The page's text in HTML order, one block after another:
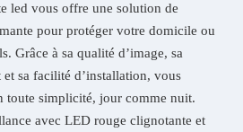
led vous offre une solution de
pour protéger votre domicile ou
Grâce à sa qualité d’image, sa
sa facilité d’installation, vous
toute simplicité, jour comme nuit.
avec LED rouge clignotante et